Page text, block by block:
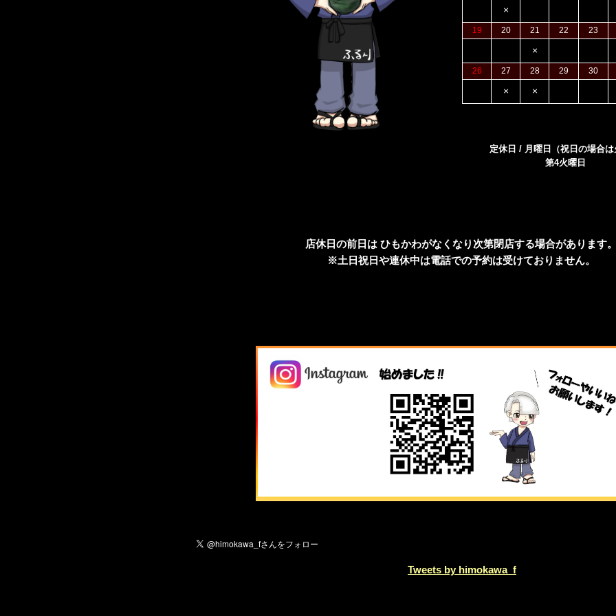
×
19 20 21 22 23
×
26 27 28 29 30
× ×
定休日 / 月曜日（祝日の場合は
第4火曜日
店休日の前日は ひもかわがなくなり次第閉店する場合があります。
※土日祝日や連休中は電話での予約は受けておりません。
Tweets by himokawa_f